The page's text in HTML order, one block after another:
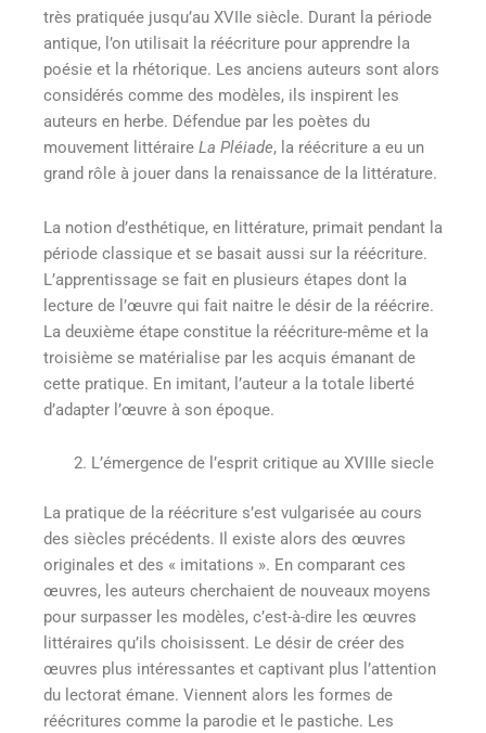
très pratiquée jusqu’au XVIIe siècle. Durant la période
antique, l’on utilisait la réécriture pour apprendre la
poésie et la rhétorique. Les anciens auteurs sont alors
considérés comme des modèles, ils inspirent les
auteurs en herbe. Défendue par les poètes du
mouvement littéraire La Pléiade, la réécriture a eu un
grand rôle à jouer dans la renaissance de la littérature.
La notion d’esthétique, en littérature, primait pendant la
période classique et se basait aussi sur la réécriture.
L’apprentissage se fait en plusieurs étapes dont la
lecture de l’œuvre qui fait naitre le désir de la réécrire.
La deuxième étape constitue la réécriture-même et la
troisième se matérialise par les acquis émanant de
cette pratique. En imitant, l’auteur a la totale liberté
d’adapter l’œuvre à son époque.
L’émergence de l’esprit critique au XVIIIe siecle
La pratique de la réécriture s’est vulgarisée au cours
des siècles précédents. Il existe alors des œuvres
originales et des « imitations ». En comparant ces
œuvres, les auteurs cherchaient de nouveaux moyens
pour surpasser les modèles, c’est-à-dire les œuvres
littéraires qu’ils choisissent. Le désir de créer des
œuvres plus intéressantes et captivant plus l’attention
du lectorat émane. Viennent alors les formes de
réécritures comme la parodie et le pastiche. Les